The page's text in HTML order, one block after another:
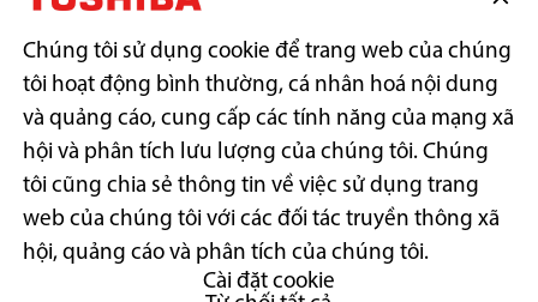
Thành phố Hồ Chí Minh.
Địa chỉ liên hệ: Lầu 17, P.1702, Tòa nhà Centec Tower, 72-74 Nguyễn
Thị Minh Khai, Phường Xuân Hòa, Thành phố Hồ Chí Minh.
Điện thoại: (+84)-028-38.242.818 | Fax: (+84)-028-38.242.817
GPKD số: 0300787557 do Sở Kế hoạch & Đầu tư Tp. Hồ Chí Minh cấp
ngày 17/11/2006
Copyright© 2026 Toshiba Vietnam Consumer Products Co., Ltd., All
Rights Reserved.
Chúng tôi sử dụng cookie để trang web của chúng
tôi hoạt động bình thường, cá nhân hoá nội dung
và quảng cáo, cung cấp các tính năng của mạng xã
hội và phân tích lưu lượng của chúng tôi. Chúng
tôi cũng chia sẻ thông tin về việc sử dụng trang
web của chúng tôi với các đối tác truyền thông xã
hội, quảng cáo và phân tích của chúng tôi.
Cài đặt cookie